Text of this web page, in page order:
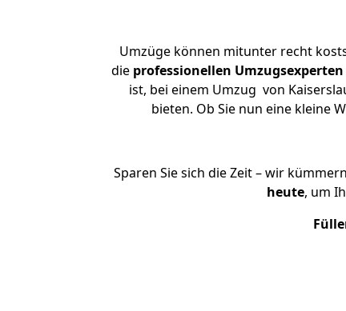
Umzüge können mitunter recht
die professionellen Umzugsexperten
ist, bei einem Umzug von
bieten. Ob Sie nun eine kleine
Sparen Sie sich die Zeit – wir
heute, um